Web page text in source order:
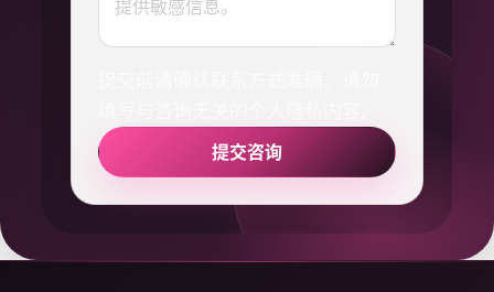
提交咨询